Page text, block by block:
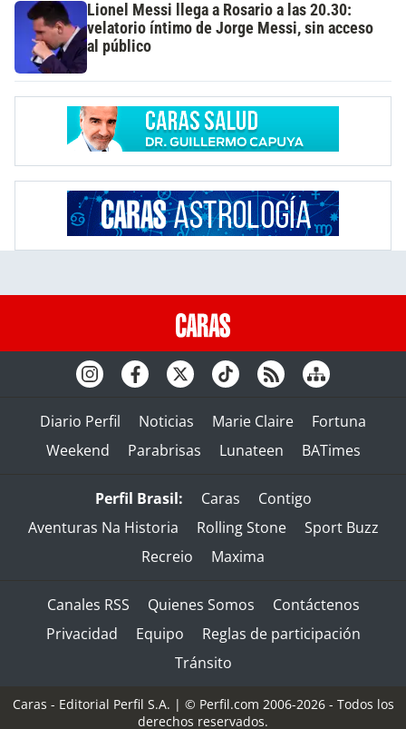
Lionel Messi llega a Rosario a las 20.30:
velatorio íntimo de Jorge Messi, sin acceso
al público
Diario Perfil Noticias Marie Claire
Fortuna
Weekend
Parabrisas Lunateen BATimes
Perfil Brasil: Caras
Contigo
Aventuras Na Historia
Rolling Stone
Sport Buzz
Recreio
Maxima
Canales RSS Quienes Somos
Contáctenos
Privacidad
Equipo
Reglas de participación
Tránsito
Caras - Editorial Perfil S.A. | © Perfil.com 2006-2026 - Todos los
derechos reservados.